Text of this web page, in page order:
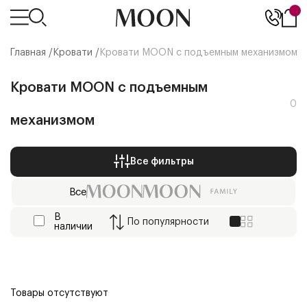
Главная / Кровати / Кровати MOON с подъемным механизмом
Кровати MOON с подъемным
механизмом
0
Все фильтры
Все
В
наличии
По популярности
Товары отсутствуют